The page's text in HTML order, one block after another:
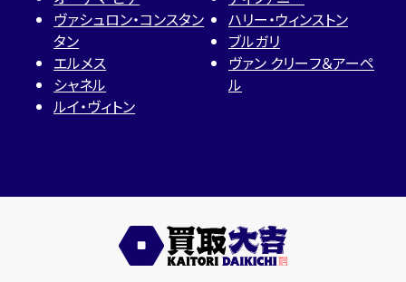
ヴァシュロン・コンスタン
タン
エルメス
シャネル
ルイ・ヴィトン
ハリー・ウィンストン
ブルガリ
ヴァン クリーフ＆アーペ
ル